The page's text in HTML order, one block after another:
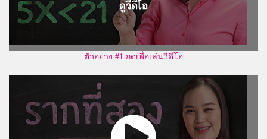
ตัวอย่าง #1 กดเพื่อเล่นวีดีโอ